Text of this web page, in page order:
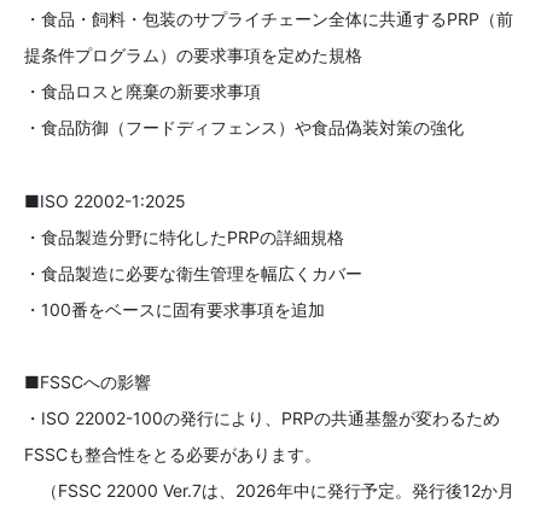
・食品・飼料・包装のサプライチェーン全体に共通するPRP（前
提条件プログラム）の要求事項を定めた規格
・食品ロスと廃棄の新要求事項
・食品防御（フードディフェンス）や食品偽装対策の強化
■ISO 22002-1:2025
・食品製造分野に特化したPRPの詳細規格
・食品製造に必要な衛生管理を幅広くカバー
・100番をベースに固有要求事項を追加
■FSSCへの影響
・ISO 22002-100の発行により、PRPの共通基盤が変わるため
FSSCも整合性をとる必要があります。
（FSSC 22000 Ver.7は、2026年中に発行予定。発行後12か月